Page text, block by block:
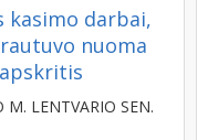
kasimo darbai,
nuoma
LENTVARIO SEN.